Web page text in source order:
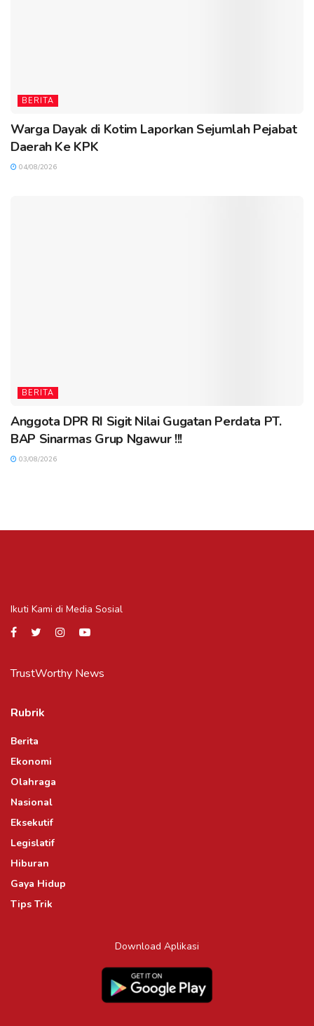
BERITA
Warga Dayak di Kotim Laporkan Sejumlah Pejabat
Daerah Ke KPK
04/08/2026
BERITA
Anggota DPR RI Sigit Nilai Gugatan Perdata PT.
BAP Sinarmas Grup Ngawur !!!
03/08/2026
Ikuti Kami di Media Sosial
TrustWorthy News
Rubrik
Berita
Ekonomi
Olahraga
Nasional
Eksekutif
Legislatif
Hiburan
Gaya Hidup
Tips Trik
Download Aplikasi